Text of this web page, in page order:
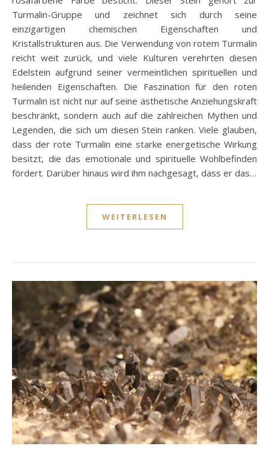
Turmalin-Gruppe und zeichnet sich durch seine
einzigartigen chemischen Eigenschaften und
Kristallstrukturen aus. Die Verwendung von rotem Turmalin
reicht weit zurück, und viele Kulturen verehrten diesen
Edelstein aufgrund seiner vermeintlichen spirituellen und
heilenden Eigenschaften. Die Faszination für den roten
Turmalin ist nicht nur auf seine ästhetische Anziehungskraft
beschränkt, sondern auch auf die zahlreichen Mythen und
Legenden, die sich um diesen Stein ranken. Viele glauben,
dass der rote Turmalin eine starke energetische Wirkung
besitzt, die das emotionale und spirituelle Wohlbefinden
fördert. Darüber hinaus wird ihm nachgesagt, dass er das…
WEITERLESEN